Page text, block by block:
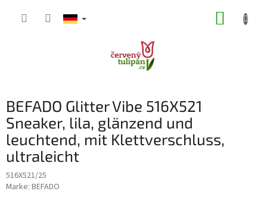
BEFADO Glitter Vibe 516X521
Sneaker, lila, glänzend und
leuchtend, mit Klettverschluss,
ultraleicht
516X521/25
Marke: BEFADO